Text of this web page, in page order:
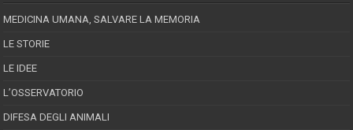
MEDICINA UMANA, SALVARE LA MEMORIA
LE STORIE
LE IDEE
L’OSSERVATORIO
DIFESA DEGLI ANIMALI